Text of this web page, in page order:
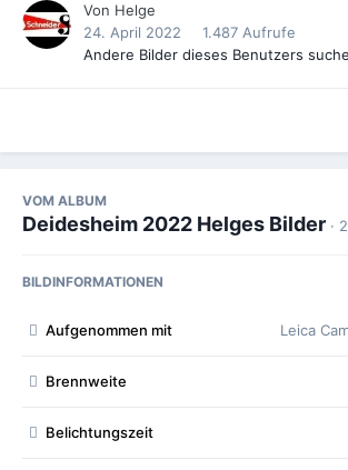
Von Helge
24. April 2022
1.487 Aufrufe
Andere Bilder dieses Benutzers
VOM ALBUM
Deidesheim 2022 Helges Bilder ·
BILDINFORMATIONEN
Aufgenommen mit Leica
Brennweite
Belichtungszeit